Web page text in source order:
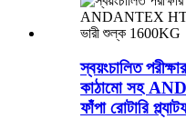
স্বয়ংচালিত
কাঠামো সহ
ফাঁপা রোটারি